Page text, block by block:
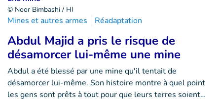
© Noor Bimbashi / HI
Mines et autres armes Réadaptation
Abdul Majid a pris le risque de
désamorcer lui-même une mine
Abdul a été blessé par une mine qu'il tentait de
désamorcer lui-même. Son histoire montre à quel point
les gens sont prêts à tout pour que leurs terres soient…